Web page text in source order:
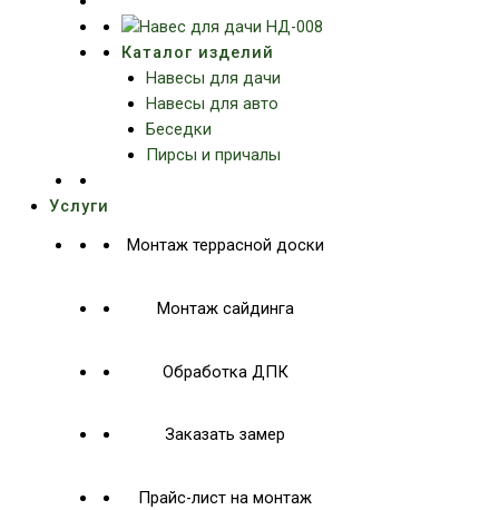
Каталог изделий
Навесы для дачи
Навесы для авто
Беседки
Пирсы и причалы
Услуги
Монтаж террасной доски
Монтаж сайдинга
Обработка ДПК
Заказать замер
Прайс-лист на монтаж